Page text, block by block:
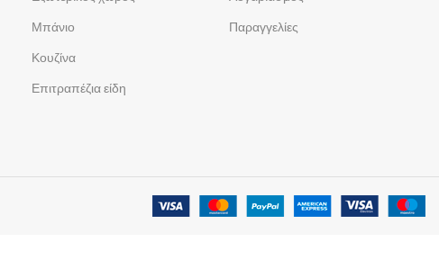
Μπάνιο
Κουζίνα
Επιτραπέζια είδη
Παραγγελίες